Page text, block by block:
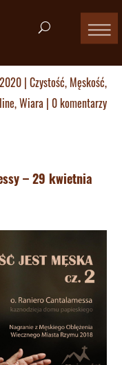
| Czystość, Męskość,
,Wiara| 0 komentarzy
– 29 kwietnia